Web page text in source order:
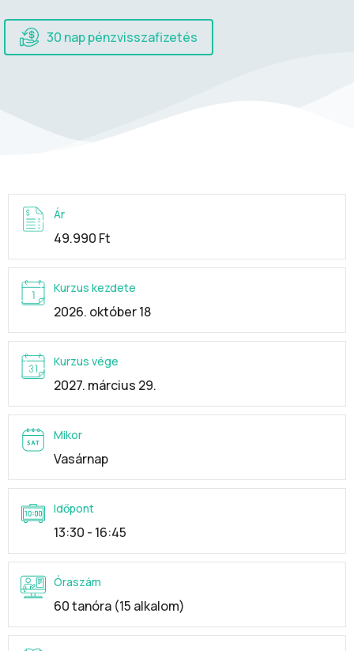
30 nap pénzvisszafizetés
Ár
49.990 Ft
Kurzus kezdete
2026. október 18
Kurzus vége
2027. március 29.
Mikor
Vasárnap
Időpont
13:30 - 16:45
Óraszám
60 tanóra (15 alkalom)